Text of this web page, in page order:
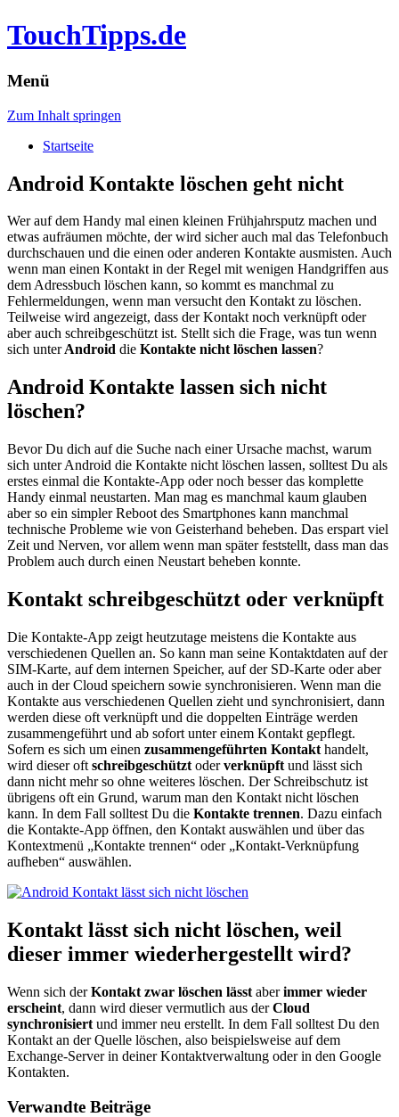
TouchTipps.de
Menü
Zum Inhalt springen
Startseite
Android Kontakte löschen geht nicht
Wer auf dem Handy mal einen kleinen Frühjahrsputz machen und
etwas aufräumen möchte, der wird sicher auch mal das Telefonbuch
durchschauen und die einen oder anderen Kontakte ausmisten. Auch
wenn man einen Kontakt in der Regel mit wenigen Handgriffen aus
dem Adressbuch löschen kann, so kommt es manchmal zu
Fehlermeldungen, wenn man versucht den Kontakt zu löschen.
Teilweise wird angezeigt, dass der Kontakt noch verknüpft oder
aber auch schreibgeschützt ist. Stellt sich die Frage, was tun wenn
sich unterAndroid die Kontakte nicht löschen lassen?
Android Kontakte lassen sich nicht
löschen?
Bevor Du dich auf die Suche nach einer Ursache machst, warum
sich unter Android die Kontakte nicht löschen lassen, solltest Du als
erstes einmal die Kontakte-App oder noch besser das komplette
Handy einmal neustarten. Man mag es manchmal kaum glauben
aber so ein simpler Reboot des Smartphones kann manchmal
technische Probleme wie von Geisterhand beheben. Das erspart viel
Zeit und Nerven, vor allem wenn man später feststellt, dass man das
Problem auch durch einen Neustart beheben konnte.
Kontakt schreibgeschützt oder verknüpft
Die Kontakte-App zeigt heutzutage meistens die Kontakte aus
verschiedenen Quellen an. So kann man seine Kontaktdaten auf der
SIM-Karte, auf dem internen Speicher, auf der SD-Karte oder aber
auch in der Cloud speichern sowie synchronisieren. Wenn man die
Kontakte aus verschiedenen Quellen zieht und synchronisiert, dann
werden diese oft verknüpft und die doppelten Einträge werden
zusammengeführt und ab sofort unter einem Kontakt gepflegt.
Sofern es sich um einen zusammengeführten Kontakt handelt,
wird dieser oft schreibgeschützt oderverknüpft und lässt sich
dann nicht mehr so ohne weiteres löschen. Der Schreibschutz ist
übrigens oft ein Grund, warum man den Kontakt nicht löschen
kann. In dem Fall solltest Du die Kontakte trennen. Dazu einfach
die Kontakte-App öffnen, den Kontakt auswählen und über das
Kontextmenü „Kontakte trennen“ oder „Kontakt-Verknüpfung
aufheben“ auswählen.
Kontakt lässt sich nicht löschen, weil
dieser immer wiederhergestellt wird?
Wenn sich derKontakt zwar löschen lässt aberimmer wieder
erscheint, dann wird dieser vermutlich aus derCloud
synchronisiert und immer neu erstellt. In dem Fall solltest Du den
Kontakt an der Quelle löschen, also beispielsweise auf dem
Exchange-Server in deiner Kontaktverwaltung oder in den Google
Kontakten.
Verwandte Beiträge